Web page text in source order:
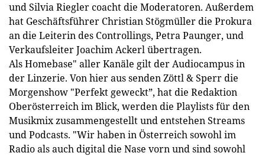
und Silvia Riegler coacht die Moderatoren. Außerdem
hat Geschäftsführer Christian Stögmüller die Prokura
an die Leiterin des Controllings, Petra Paunger, und
Verkaufsleiter Joachim Ackerl übertragen.
Als Homebase" aller Kanäle gilt der Audiocampus in
der Linzerie. Von hier aus senden Zöttl & Sperr die
Morgenshow "Perfekt geweckt”, hat die Redaktion
Oberösterreich im Blick, werden die Playlists für den
Musikmix zusammengestellt und entstehen Streams
und Podcasts. "Wir haben in Österreich sowohl im
Radio als auch digital die Nase vorn und sind sowohl